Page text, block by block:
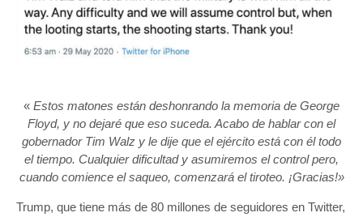
« Estos matones están deshonrando la memoria de George
Floyd, y no dejaré que eso suceda. Acabo de hablar con el
gobernador Tim Walz y le dije que el ejército está con él todo
el tiempo. Cualquier dificultad y asumiremos el control pero,
cuando comience el saqueo, comenzará el tiroteo. ¡Gracias!»
Trump, que tiene más de 80 millones de seguidores en Twitter,